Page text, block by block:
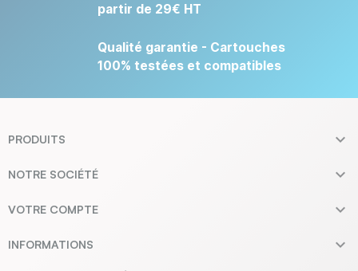
partir de 29€ HT
Qualité garantie - Cartouches
100% testées et compatibles
PRODUITS 
NOTRE SOCIÉTÉ 
VOTRE COMPTE 
INFORMATIONS 